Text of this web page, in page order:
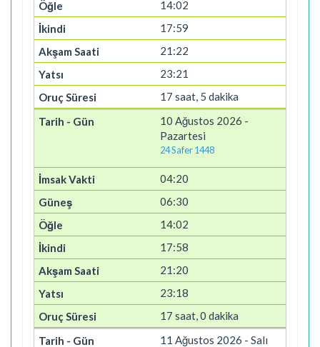
14:02
17:59
21:22
23:21
17 saat, 5 dakika
10 Ağustos 2026 -
Pazartesi
24 Safer 1448
04:20
06:30
14:02
17:58
21:20
23:18
17 saat, 0 dakika
11 Ağustos 2026 - Salı